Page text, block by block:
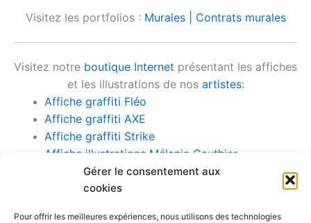
Gérer le consentement aux
cookies
Pour offrir les meilleures expériences, nous utilisons des technologies
Visitez les portfolios : Murales | Contrats murales
Visitez notre boutique Internet présentant les affiches
et les illustrations de nos artistes:
Affiche graffiti Fléo
Affiche graffiti AXE
Affiche graffiti Strike
Affiche illustrations Mélanie Gauthier
Affiche illustrations Toxicart
Affiche illustrations Lucie Latour